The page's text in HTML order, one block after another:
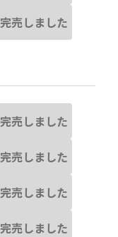
完売しました
完売しました
完売しました
完売しました
完売しました